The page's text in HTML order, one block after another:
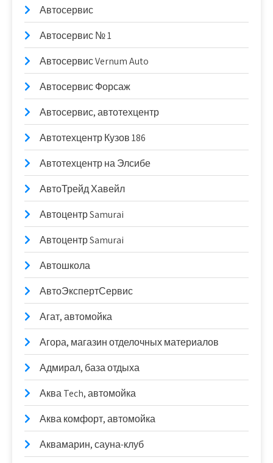
Автосервис
Автосервис № 1
Автосервис Vernum Auto
Автосервис Форсаж
Автосервис, автотехцентр
Автотехцентр Кузов 186
Автотехцентр на Элсибе
АвтоТрейд Хавейл
Автоцентр Samurai
Автоцентр Samurai
Автошкола
АвтоЭкспертСервис
Агат, автомойка
Агора, магазин отделочных материалов
Адмирал, база отдыха
Аква Tech, автомойка
Аква комфорт, автомойка
Аквамарин, сауна-клуб